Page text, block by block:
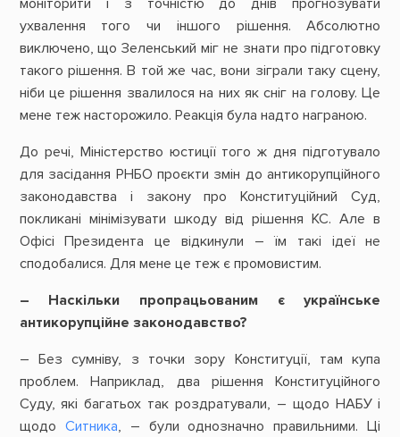
ухвалення того чи іншого рішення. Абсолютно
виключено, що Зеленський міг не знати про підготовку
такого рішення. В той же час, вони зіграли таку сцену,
ніби це рішення звалилося на них як сніг на голову. Це
мене теж насторожило. Реакція була надто награною.
До речі, Міністерство юстиції того ж дня підготувало
для засідання РНБО проєкти змін до антикорупційного
законодавства і закону про Конституційний Суд,
покликані мінімізувати шкоду від рішення КС. Але в
Офісі Президента це відкинули – їм такі ідеї не
сподобалися. Для мене це теж є промовистим.
– Наскільки пропрацьованим є українське
антикорупційне законодавство?
– Без сумніву, з точки зору Конституції, там купа
проблем. Наприклад, два рішення Конституційного
Суду, які багатьох так роздратували, – щодо НАБУ і
щодо Ситника, – були однозначно правильними. Ці